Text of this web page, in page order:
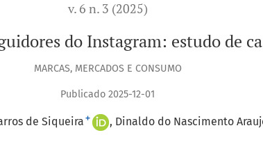
v. 6 n. 3 (2025)
do Instagram: estudo de
MARCAS, MERCADOS E CONSUMO
Publicado 2025-12-01
de Siqueira + Dinaldo do Nascimento